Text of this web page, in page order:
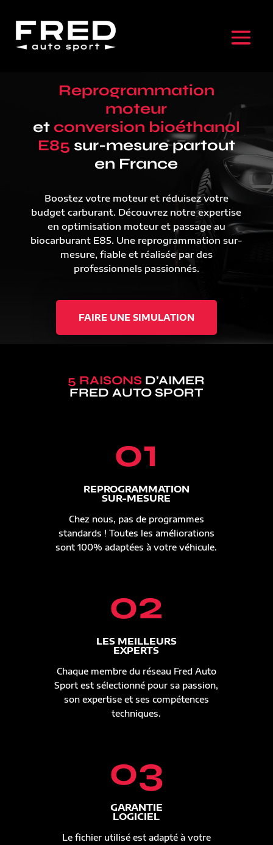
Reprogrammation
moteur
et conversion bioéthanol
E85 sur-mesure partout
en France
Boostez votre moteur et réduisez votre
budget carburant. Découvrez notre expertise
en optimisation moteur et passage au
biocarburant E85. Une reprogrammation sur-
mesure, fiable et réalisée par des
professionnels passionnés.
FAIRE UNE SIMULATION
5 RAISONS D’AIMER
FRED AUTO SPORT
01
REPROGRAMMATION
SUR-MESURE
Chez nous, pas de programmes
standards ! Toutes les améliorations
sont 100% adaptées à votre véhicule.
02
LES MEILLEURS
EXPERTS
Chaque membre du réseau Fred Auto
Sport est sélectionné pour sa passion,
son expertise et ses compétences
techniques.
03
GARANTIE
LOGICIEL
Le fichier utilisé est adapté à votre